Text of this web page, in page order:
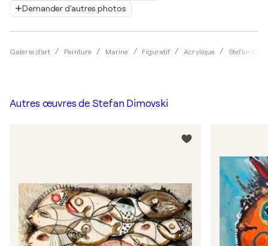
Demander d'autres photos
Galerie d'art Peinture Marine Figuratif Acrylique Stefan
Autres œuvres de Stefan Dimovski